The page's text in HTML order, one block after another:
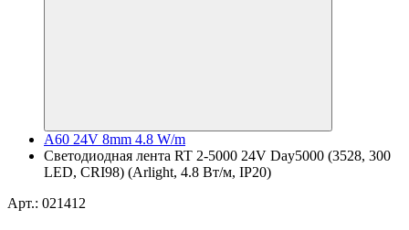
A60 24V 8mm 4.8 W/m
Светодиодная лента RT 2-5000 24V Day5000 (3528, 300
LED, CRI98) (Arlight, 4.8 Вт/м, IP20)
Арт.: 021412